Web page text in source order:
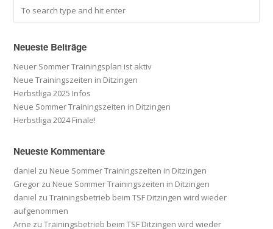
Neueste Beiträge
Neuer Sommer Trainingsplan ist aktiv
Neue Trainingszeiten in Ditzingen
Herbstliga 2025 Infos
Neue Sommer Trainingszeiten in Ditzingen
Herbstliga 2024 Finale!
Neueste Kommentare
daniel zu Neue Sommer Trainingszeiten in Ditzingen
Gregor zu Neue Sommer Trainingszeiten in Ditzingen
daniel zuTrainingsbetrieb beim TSF Ditzingen wird wieder
aufgenommen
Arne zuTrainingsbetrieb beim TSF Ditzingen wird wieder